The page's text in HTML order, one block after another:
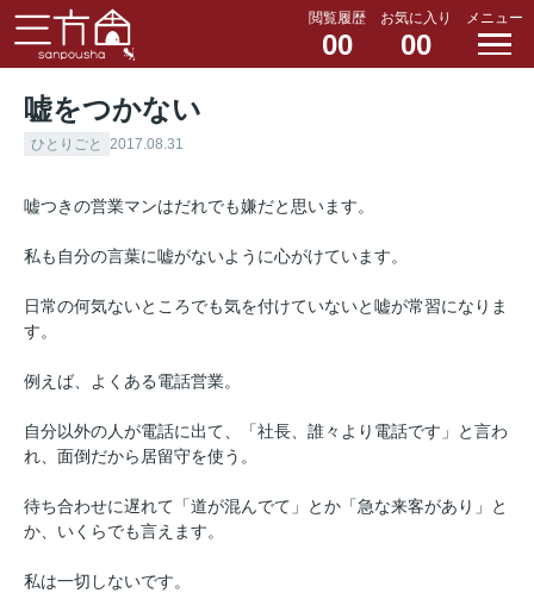
閲覧履歴
00
お気に入り
00
メニュー
嘘をつかない
ひとりごと 2017.08.31
嘘つきの営業マンはだれでも嫌だと思います。
私も自分の言葉に嘘がないように心がけています。
日常の何気ないところでも気を付けていないと嘘が常習になりま
す。
例えば、よくある電話営業。
自分以外の人が電話に出て、「社長、誰々より電話です」と言わ
れ、面倒だから居留守を使う。
待ち合わせに遅れて「道が混んでて」とか「急な来客があり」と
か、いくらでも言えます。
私は一切しないです。